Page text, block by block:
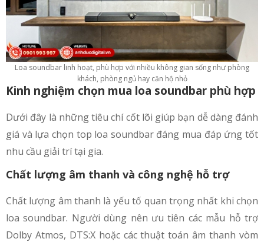
Loa soundbar linh hoạt, phù hợp với nhiều không gian sống như phòng
khách, phòng ngủ hay căn hộ nhỏ
Kinh nghiệm chọn mua loa soundbar phù hợp
Dưới đây là những tiêu chí cốt lõi giúp bạn dễ dàng đánh
giá và lựa chọn top loa soundbar đáng mua đáp ứng tốt
nhu cầu giải trí tại gia.
Chất lượng âm thanh và công nghệ hỗ trợ
Chất lượng âm thanh là yếu tố quan trọng nhất khi chọn
loa soundbar. Người dùng nên ưu tiên các mẫu hỗ trợ
Dolby Atmos, DTS:X hoặc các thuật toán âm thanh vòm